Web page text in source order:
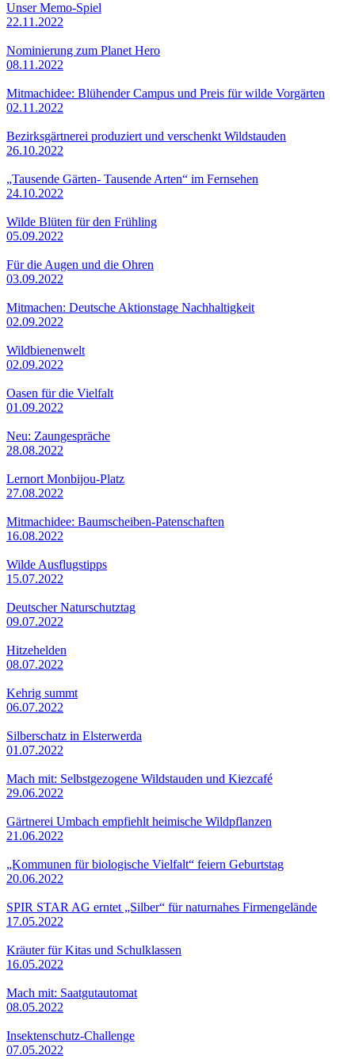
Unser Memo-Spiel
22.11.2022
Nominierung zum Planet Hero
08.11.2022
Mitmachidee: Blühender Campus und Preis für wilde Vorgärten
02.11.2022
Bezirksgärtnerei produziert und verschenkt Wildstauden
26.10.2022
„Tausende Gärten- Tausende Arten“ im Fernsehen
24.10.2022
Wilde Blüten für den Frühling
05.09.2022
Für die Augen und die Ohren
03.09.2022
Mitmachen: Deutsche Aktionstage Nachhaltigkeit
02.09.2022
Wildbienenwelt
02.09.2022
Oasen für die Vielfalt
01.09.2022
Neu: Zaungespräche
28.08.2022
Lernort Monbijou-Platz
27.08.2022
Mitmachidee: Baumscheiben-Patenschaften
16.08.2022
Wilde Ausflugstipps
15.07.2022
Deutscher Naturschutztag
09.07.2022
Hitzehelden
08.07.2022
Kehrig summt
06.07.2022
Silberschatz in Elsterwerda
01.07.2022
Mach mit: Selbstgezogene Wildstauden und Kiezcafé
29.06.2022
Gärtnerei Umbach empfiehlt heimische Wildpflanzen
21.06.2022
„Kommunen für biologische Vielfalt“ feiern Geburtstag
20.06.2022
SPIR STAR AG erntet „Silber“ für naturnahes Firmengelände
17.05.2022
Kräuter für Kitas und Schulklassen
16.05.2022
Mach mit: Saatgutautomat
08.05.2022
Insektenschutz-Challenge
07.05.2022